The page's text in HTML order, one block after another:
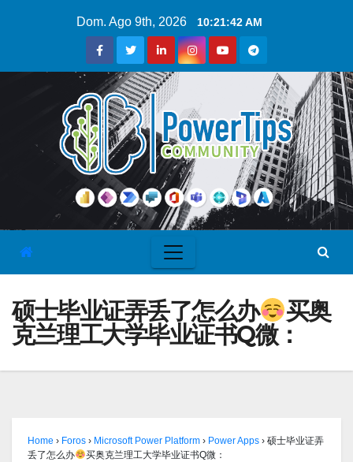
Dom. Ago 9th, 2026 10:21:43 AM
硕士毕业证弄丢了怎么办
买奥
克兰理工大学毕业证书Q微：
Home › Foros › Microsoft Power Platform › Power Apps › 硕士毕业证弄
丢了怎么办
买奥克兰理工大学毕业证书Q微：